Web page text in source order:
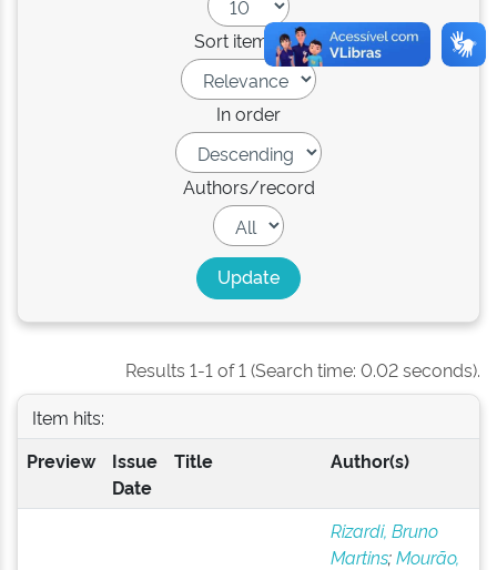
Sort items by
In order
Authors/record
Results 1-1 of 1 (Search time: 0.02 seconds).
Item hits:
Preview
Issue
Date
Title Author(s)
Rizardi, Bruno
Martins;Mourão,